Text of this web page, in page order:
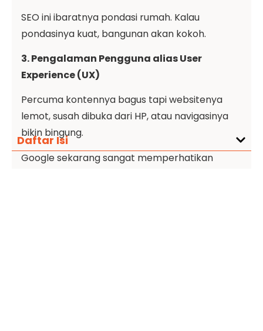
SEO ini ibaratnya pondasi rumah. Kalau
pondasinya kuat, bangunan akan kokoh.
3. Pengalaman Pengguna alias User
Experience (UX)
Percuma kontennya bagus tapi websitenya
lemot, susah dibuka dari HP, atau navigasinya
bikin bingung.
Google sekarang sangat memperhatikan
Daftar Isi